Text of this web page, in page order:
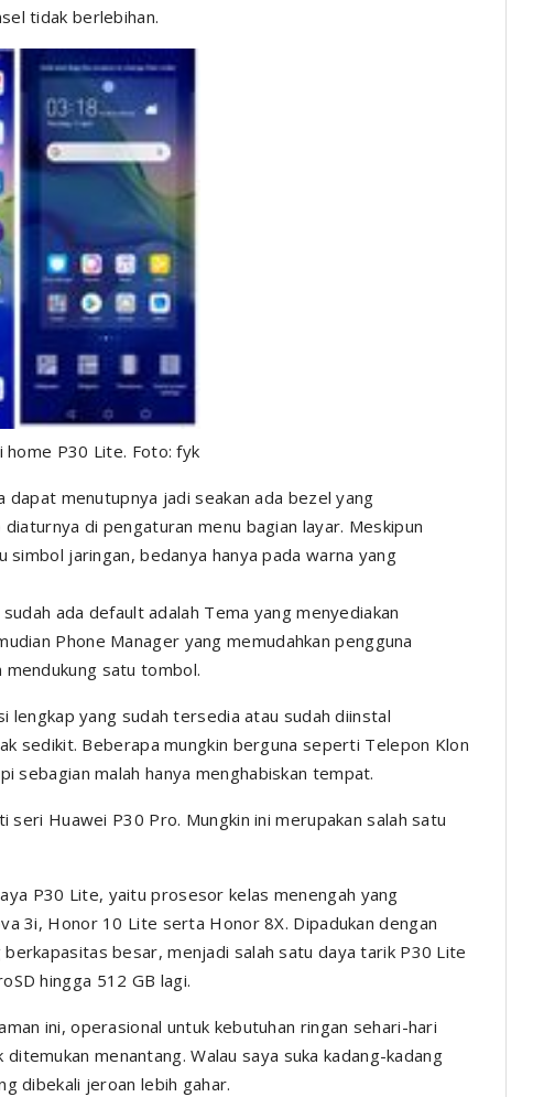
tidak berlebihan.
home P30 Lite. Foto: fyk
dapat menutupnya jadi seakan ada bezel yang
di pengaturan menu bagian layar. Meskipun
jaringan, bedanya hanya pada warna yang
ada default adalah Tema yang menyediakan
Phone Manager yang memudahkan pengguna
satu tombol.
lengkap yang sudah tersedia atau sudah diinstal
sedikit. Beberapa mungkin berguna seperti Telepon Klon
sebagian malah hanya menghabiskan tempat.
Huawei P30 Pro. Mungkin ini merupakan salah satu
P30 Lite, yaitu prosesor kelas menengah yang
3i, Honor 10 Lite serta Honor 8X. Dipadukan dengan
besar, menjadi salah satu daya tarik P30 Lite
hingga 512 GB lagi.
ini, operasional untuk kebutuhan ringan sehari-hari
menantang. Walau saya suka kadang-kadang
dibekali jeroan lebih gahar.